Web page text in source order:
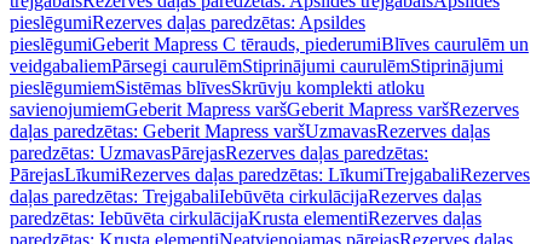
pieslēgumiRezerves daļas paredzētas: Apsildes
pieslēgumiGeberit Mapress C tērauds, piederumiBlīves caurulēm un
veidgabaliemPārsegi caurulēmStiprinājumi caurulēmStiprinājumi
pieslēgumiemSistēmas blīvesSkrūvju komplekti atloku
savienojumiemGeberit Mapress varšGeberit Mapress varšRezerves
daļas paredzētas: Geberit Mapress varšUzmavasRezerves daļas
paredzētas: UzmavasPārejasRezerves daļas paredzētas:
PārejasLīkumiRezerves daļas paredzētas: LīkumiTrejgabaliRezerves
daļas paredzētas: TrejgabaliIebūvēta cirkulācijaRezerves daļas
paredzētas: Iebūvēta cirkulācijaKrusta elementiRezerves daļas
paredzētas: Krusta elementiNeatvienojamas pārejasRezerves daļas